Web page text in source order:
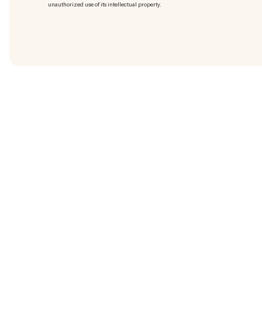
unauthorized use of its intellectual property.